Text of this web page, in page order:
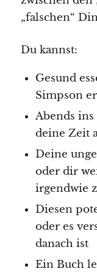
„falschen“
Du kannst:
Gesund
Simpson
Abends
deine Zeit
Deine
oder dir
irgendwie
Diesen
oder es
danach ist
Ein Buch